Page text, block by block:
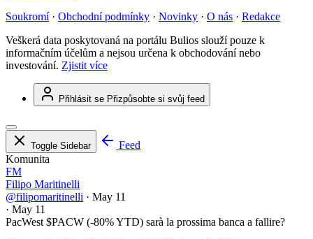
Soukromí · Obchodní podmínky · Novinky · O nás · Redakce
Veškerá data poskytovaná na portálu Bulios slouží pouze k
informačním účelům a nejsou určena k obchodování nebo
investování. Zjistit více
Přihlásit se Přizpůsobte si svůj feed
Toggle Sidebar
Feed
Komunita
FM
Filipo Maritinelli
@filipomaritinelli · May 11
· May 11
PacWest $PACW (-80% YTD) sarà la prossima banca a fallire?